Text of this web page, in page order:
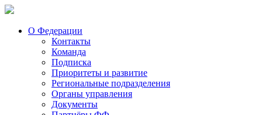
О Федерации
Контакты
Команда
Подписка
Приоритеты и развитие
Региональные подразделения
Органы управления
Документы